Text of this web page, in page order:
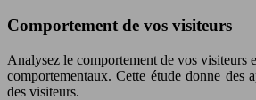
Comportement de vos visiteurs
Analysez le comportement de vos visiteurs
comportementaux. Cette étude donne des
des visiteurs.